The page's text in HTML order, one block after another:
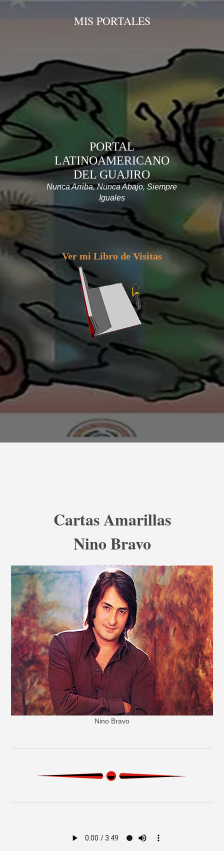
MIS PORTALES
PORTAL
LATINOAMERICANO
DEL GUAJIRO
Nunca Arriba, Nunca Abajo, Siempre
Iguales
Ver mi Libro de Visitas
Cartas Amarillas
Nino Bravo
Nino Bravo